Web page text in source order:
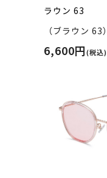
ラウン 63
（ブラウン 63）
6,600円(税込)